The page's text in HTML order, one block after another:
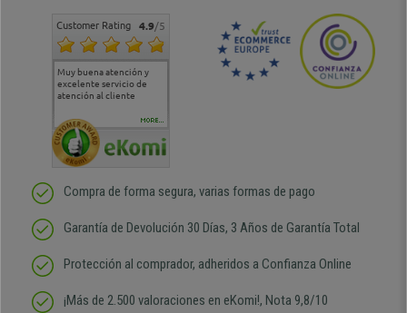
Customer Rating 4.9/5
Muy buena atención y
excelente servicio de
atención al cliente
Muy buena atención de
cara al asesoramiento
Si estoy contento
MORE...
Compra de forma segura, varias formas de pago
Garantía de Devolución 30 Días, 3 Años de Garantía Total
Protección al comprador, adheridos a Confianza Online
¡Más de 2.500 valoraciones en eKomi!, Nota 9,8/10